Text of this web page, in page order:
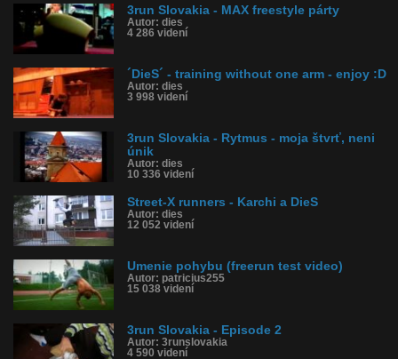
3run Slovakia - MAX freestyle párty
Autor: dies
4 286 videní
´DieS´ - training without one arm - enjoy :D
Autor: dies
3 998 videní
3run Slovakia - Rytmus - moja štvrť, neni
únik
Autor: dies
10 336 videní
Street-X runners - Karchi a DieS
Autor: dies
12 052 videní
Umenie pohybu (freerun test video)
Autor: patricius255
15 038 videní
3run Slovakia - Episode 2
Autor: 3runslovakia
4 590 videní